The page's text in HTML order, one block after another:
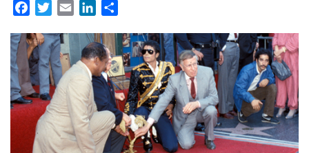
FacebookTwitterEmail LinkedIn